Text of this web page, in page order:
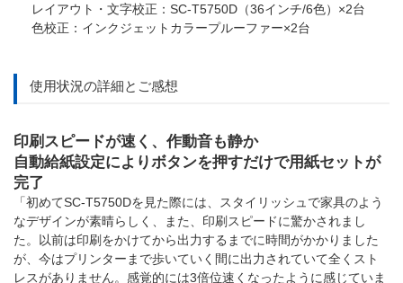
レイアウト・文字校正：SC-T5750D（36インチ/6色）×2台
色校正：インクジェットカラープルーファー×2台
使用状況の詳細とご感想
印刷スピードが速く、作動音も静か
自動給紙設定によりボタンを押すだけで用紙セットが
完了
「初めてSC-T5750Dを見た際には、スタイリッシュで家具のよう
なデザインが素晴らしく、また、印刷スピードに驚かされまし
た。以前は印刷をかけてから出力するまでに時間がかかりました
が、今はプリンターまで歩いていく間に出力されていて全くスト
レスがありません。感覚的には3倍位速くなったように感じていま